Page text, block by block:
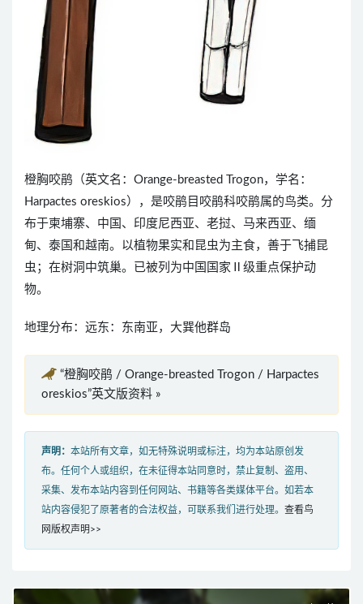
橙胸咬鹃（英文名：Orange-breasted Trogon，学名：
Harpactes oreskios），是咬鹃目咬鹃科咬鹃属的鸟类。分
布于柬埔寨、中国、印度尼西亚、老挝、马来西亚、缅
甸、泰国和越南。以植物果实和昆虫为主食，善于飞捕昆
虫；在树洞中筑巢。已被列为中国国家Ⅱ级重点保护动
物。
地理分布：远东：东南亚，大巽他群岛
“橙胸咬鹃 / Orange-breasted Trogon / Harpactes
oreskios”英文版资料 »
声明： 本站所有文章，如无特殊说明或标注，均为本站原创发
布。任何个人或组织，在未征得本站同意时，禁止复制、盗用、
采集、发布本站内容到任何网站、书籍等各类媒体平台。如若本
站内容侵犯了原著者的合法权益，可联系我们进行处理。 查看鸟
网版权声明>>